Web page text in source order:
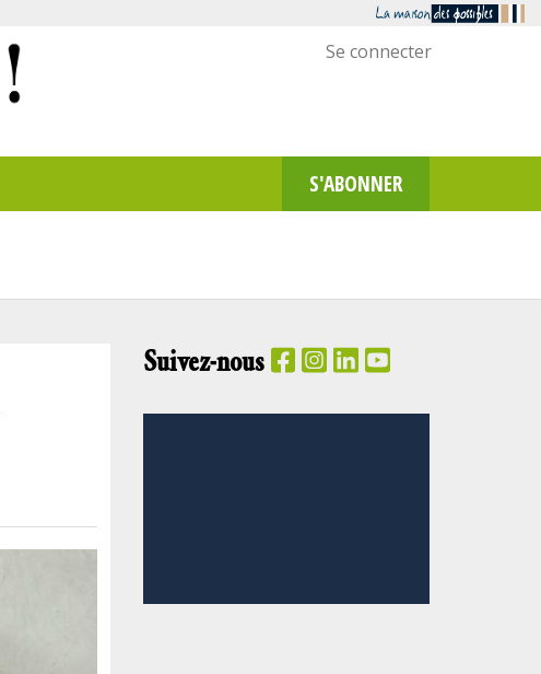
Menu
Se connecter
S'ABONNER
Suivez-nous